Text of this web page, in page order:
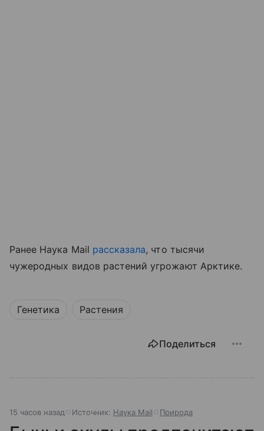
Ранее Наука Mail рассказала, что тысячи
чужеродных видов растений угрожают Арктике.
Генетика Растения
Поделиться
15 часов назад Источник: Наука Mail Природа